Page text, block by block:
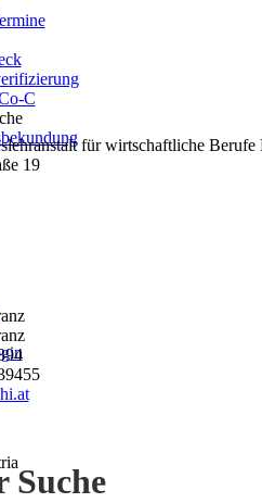
C
Suche
für wirtschaftliche Berufe
19